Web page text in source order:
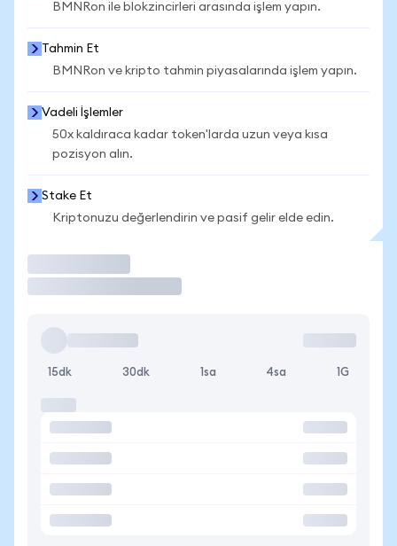
BMNRon ile blokzincirleri arasında işlem yapın.
Tahmin Et
BMNRon ve kripto tahmin piyasalarında işlem yapın.
Vadeli İşlemler
50x kaldıraca kadar token'larda uzun veya kısa
pozisyon alın.
Stake Et
Kriptonuzu değerlendirin ve pasif gelir elde edin.
15dk 30dk 1sa 4sa 1G